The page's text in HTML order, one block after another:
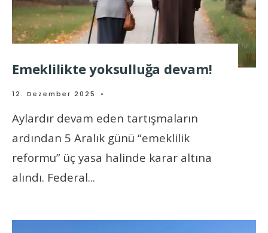
Emeklilikte yoksulluğa devam!
12. Dezember 2025 •
Aylardır devam eden tartışmaların
ardından 5 Aralık günü “emeklilik
reformu” üç yasa halinde karar altına
alındı. Federal...